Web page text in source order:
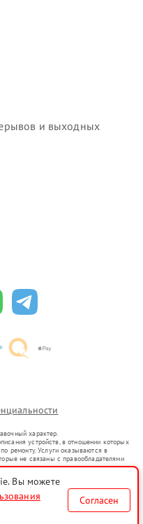
и выходных
характер.
устройств, в отношении которых
ремонту. Услуги оказываются в
не связаны с правообладателями
в гражданский оборот в соответствии
услуг или введения
о предоставляемых услугах по
офертой, определяемой
Вы можете
Согласен